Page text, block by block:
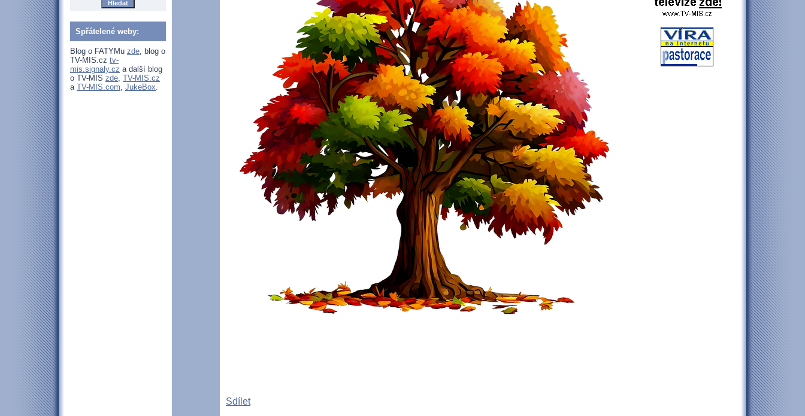
Spřátelené weby:
Blog o FATYMu zde, blog o
TV-MIS.cz tv-
mis.signaly.cz a další blog
o TV-MIS zde, TV-MIS.cz
a TV-MIS.com, JukeBox.
Sdílet